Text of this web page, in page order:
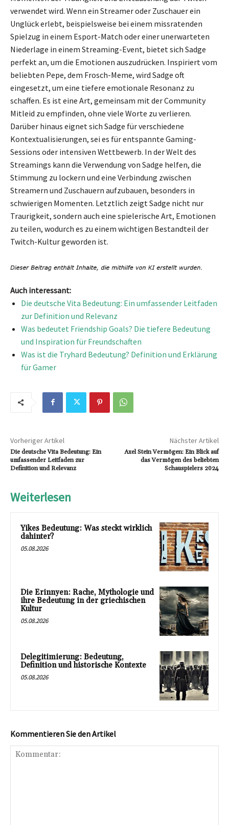
verwendet wird. Wenn ein Streamer oder Zuschauer ein
Unglück erlebt, beispielsweise bei einem missratenden
Spielzug in einem Esport-Match oder einer unerwarteten
Niederlage in einem Streaming-Event, bietet sich Sadge
perfekt an, um die Emotionen auszudrücken. Inspiriert vom
beliebten Pepe, dem Frosch-Meme, wird Sadge oft
eingesetzt, um eine tiefere emotionale Resonanz zu
schaffen. Es ist eine Art, gemeinsam mit der Community
Mitleid zu empfinden, ohne viele Worte zu verlieren.
Darüber hinaus eignet sich Sadge für verschiedene
Kontextualisierungen, sei es für entspannte Gaming-
Sessions oder intensiven Wettbewerb. In der Welt des
Streamings kann die Verwendung von Sadge helfen, die
Stimmung zu lockern und eine Verbindung zwischen
Streamern und Zuschauern aufzubauen, besonders in
schwierigen Momenten. Letztlich zeigt Sadge nicht nur
Traurigkeit, sondern auch eine spielerische Art, Emotionen
zu teilen, wodurch es zu einem wichtigen Bestandteil der
Twitch-Kultur geworden ist.
Auch interessant:
Die deutsche Vita Bedeutung: Ein umfassender Leitfaden
zur Definition und Relevanz
Was bedeutet Friendship Goals? Die tiefere Bedeutung
und Inspiration für Freundschaften
Was ist die Tryhard Bedeutung? Definition und Erklärung
für Gamer
Vorheriger Artikel
Die deutsche Vita Bedeutung: Ein
umfassender Leitfaden zur
Definition und Relevanz
Nächster Artikel
Axel Stein Vermögen: Ein Blick auf
das Vermögen des beliebten
Schauspielers 2024
Weiterlesen
Yikes Bedeutung: Was steckt wirklich
dahinter?
05.08.2026
Die Erinnyen: Rache, Mythologie und
ihre Bedeutung in der griechischen
Kultur
05.08.2026
Delegitimierung: Bedeutung,
Definition und historische Kontexte
05.08.2026
Kommentieren Sie den Artikel